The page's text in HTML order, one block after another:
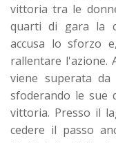
vittoria tra le
quarti di gara la
accusa lo sforzo
rallentare l'azione.
viene superata da
sfoderando le sue
vittoria. Presso il
cedere il passo